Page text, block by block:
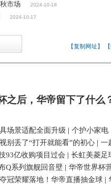
市场 2024-10-18
2024-10-17
【复制网址】
之后，华帝留下了什么
场景适配全面升级 | 个护小家电
别丢了“打开就能看”的初心 | 一
93亿收购项目过会 | 长虹美菱足
Q系列旗舰回音壁 | 华帝世界杯
冠荣耀落地！华帝直播抽金球 |